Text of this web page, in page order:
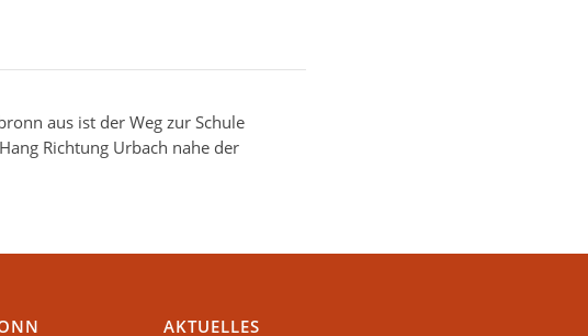
aus ist der Weg zur Schule
Richtung Urbach nahe der
AKTUELLES